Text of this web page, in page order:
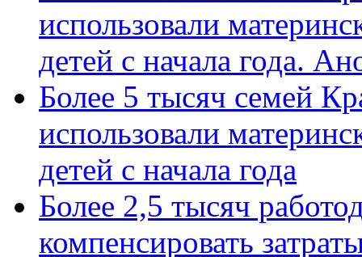
использовали
детей с начала года.
Более 5 тысяч семей
использовали
детей с начала года
Более 2,5 тысяч
компенсировать